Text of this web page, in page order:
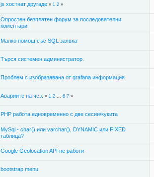
js хостнат другаде « 1 2»
Опростен безплатен форум за последователни
коментари
Малко помощ със SQL заявка
Търся системен администратор.
Проблем с изобразявана от grafana информация
Авариите на чез. « 1 2... 6 7»
PHP работа едновременно с две сесии/кукита
MySql - char() или varchar(), DYNAMIC или FIXED
таблица?
Google Geolocation API не работи
bootstrap menu